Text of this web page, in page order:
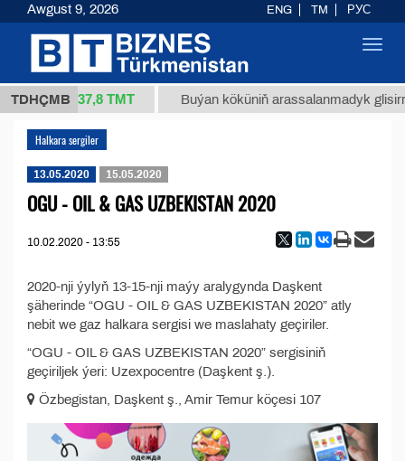
TDHÇMB
34/1 (kg.) 37,8 ТМТ Buýan köküniň arassalanmadyk
Halkara sergiler
13.05.2020 15.05.2020
OGU - OIL & GAS UZBEKISTAN 2020
10.02.2020 - 13:55
2020-nji ýylyň 13-15-nji maýy aralygynda Daşkent
şäherinde “OGU - OIL & GAS UZBEKISTAN 2020” atly
nebit we gaz halkara sergisi we maslahaty geçiriler.
“OGU - OIL & GAS UZBEKISTAN 2020” sergisiniň
geçiriljek ýeri: Uzexpocentre (Daşkent ş.).
Özbegistan, Daşkent ş., Amir Temur köçesi 107
Awgust 9, 2026 ENG TM РУС